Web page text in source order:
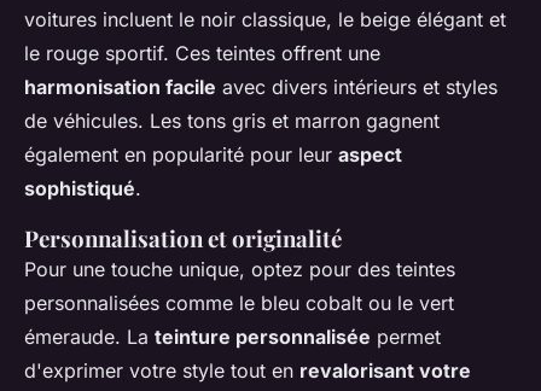
voitures incluent le noir classique, le beige élégant et
le rouge sportif. Ces teintes offrent une
harmonisation facile avec divers intérieurs et styles
de véhicules. Les tons gris et marron gagnent
également en popularité pour leur aspect
sophistiqué.
Personnalisation et originalité
Pour une touche unique, optez pour des teintes
personnalisées comme le bleu cobalt ou le vert
émeraude. La teinture personnalisée permet
d'exprimer votre style tout en revalorisant votre